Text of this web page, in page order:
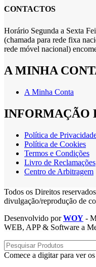
CONTACTOS
Horário Segunda a Sexta
(chamada para rede fixa
rede móvel nacional)
A MINHA
A Minha Conta
INFORMAÇÃO
Política de
Política de Cookies
Termos e Condições
Livro de Reclamações
Centro de Arbitragem
Todos os Direitos
divulgação/reprodução de
Desenvolvido porWOY -
WEB, APP & Software a
Comece a digitar para ver